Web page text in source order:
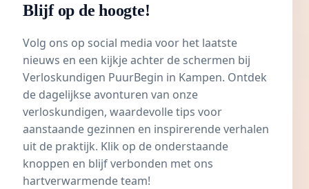
Blijf op de hoogte!
Volg ons op social media voor het laatste
nieuws en een kijkje achter de schermen bij
Verloskundigen PuurBegin in Kampen. Ontdek
de dagelijkse avonturen van onze
verloskundigen, waardevolle tips voor
aanstaande gezinnen en inspirerende verhalen
uit de praktijk. Klik op de onderstaande
knoppen en blijf verbonden met ons
hartverwarmende team!